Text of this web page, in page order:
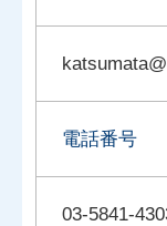
電話番号
03-5841-